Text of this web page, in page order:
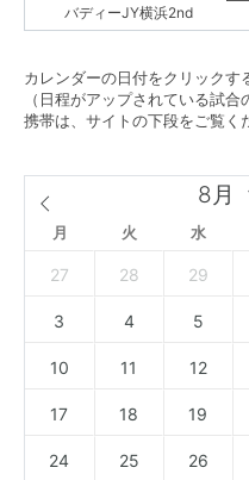
バディーJY横浜2nd
カレンダーの日付をクリックす
（日程がアップされている試合
携帯は、サイトの下段をご覧く
月 火 水
27 28 29
3 4 5
10 11 12
17 18 19
24 25 26